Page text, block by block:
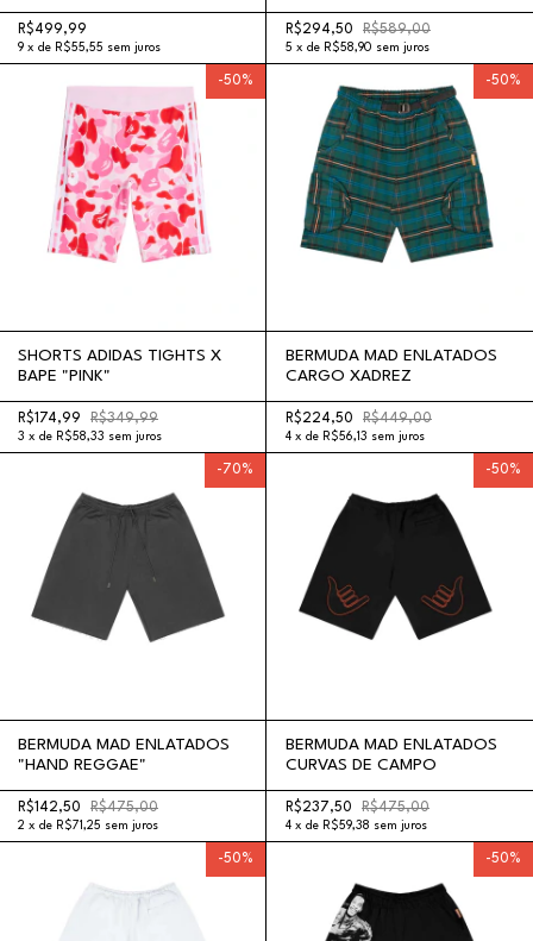
R$499,99
9 x de R$55,55 sem juros
R$294,50 R$589,00
5 x de R$58,90 sem juros
-50%
SHORTS ADIDAS TIGHTS X
BAPE "PINK"
R$174,99 R$349,99
3 x de R$58,33 sem juros
-50%
BERMUDA MAD ENLATADOS
CARGO XADREZ
R$224,50 R$449,00
4 x de R$56,13 sem juros
-70%
BERMUDA MAD ENLATADOS
"HAND REGGAE"
R$142,50 R$475,00
2 x de R$71,25 sem juros
-50%
BERMUDA MAD ENLATADOS
CURVAS DE CAMPO
R$237,50 R$475,00
4 x de R$59,38 sem juros
-50% -50%